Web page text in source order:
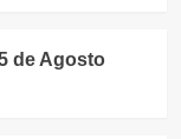
de Agosto